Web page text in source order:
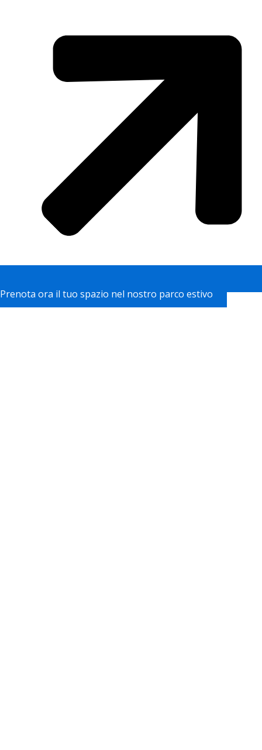
Prenota ora il tuo spazio nel nostro parco estivo